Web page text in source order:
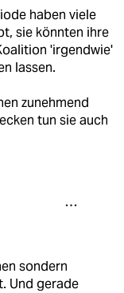
haben viele
sie könnten ihre
'irgendwie'
lassen.
zunehmend
tun sie auch
sondern
Und gerade